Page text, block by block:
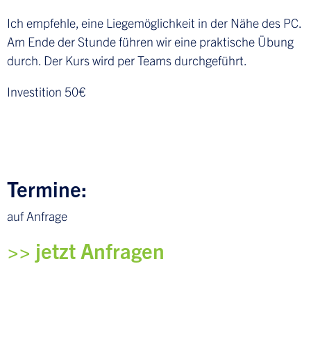
Ich empfehle, eine Liegemöglichkeit in der Nähe des PC.
Am Ende der Stunde führen wir eine praktische Übung
durch. Der Kurs wird per Teams durchgeführt.
Investition 50€
Termine:
auf Anfrage
>> jetzt Anfragen